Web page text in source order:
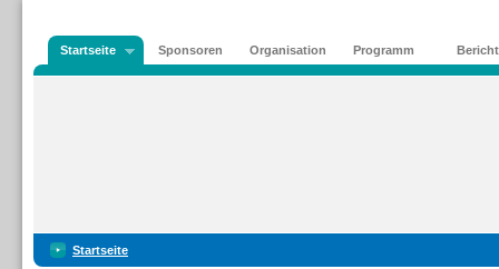
Startseite Sponsoren Organisation Programm
Startseite